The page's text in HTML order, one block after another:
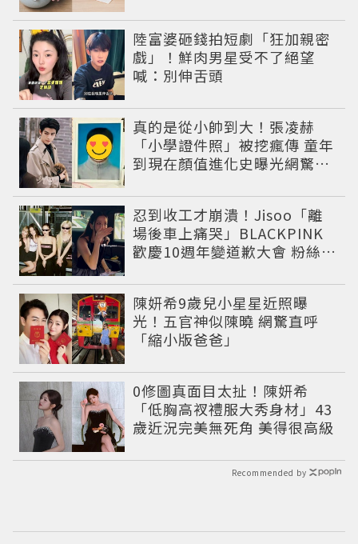
陸富婆砸錢拍短劇「狂加親密
戲」！鮮肉男星受不了絕望
喊：別伸舌頭
真的是從小帥到大！張凌赫
「小學證件照」被挖瘋傳 童年
到現在顏值進化史曝光網驚：
忍到收工才崩潰！Jisoo「離
場後車上痛哭」BLACKPINK
歡慶10週年變道歉大會 粉絲看
陳妍希9歲兒小星星近照曝
光！五官神似陳曉 網驚直呼
「縮小版爸爸」
0修圖真面目太扯！陳妍希
「低胸高衩禮服大秀身材」43
歲近況完美無死角 美得很高級
Recommended by